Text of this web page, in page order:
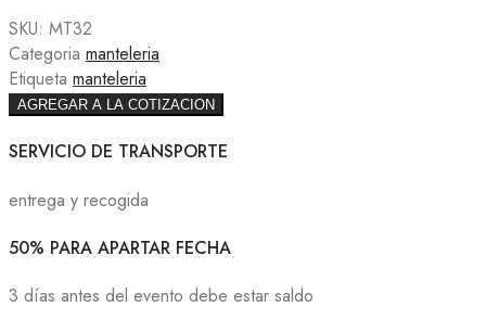
SKU: MT32
Categoria manteleria
Etiqueta manteleria
AGREGAR A LA COTIZACION
SERVICIO DE TRANSPORTE
entrega y recogida
50% PARA APARTAR FECHA
3 días antes del evento debe estar saldo